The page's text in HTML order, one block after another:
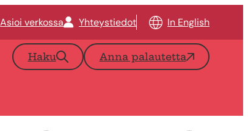
Asioi verkossa Yhteystiedot In English
Haku Anna palautetta